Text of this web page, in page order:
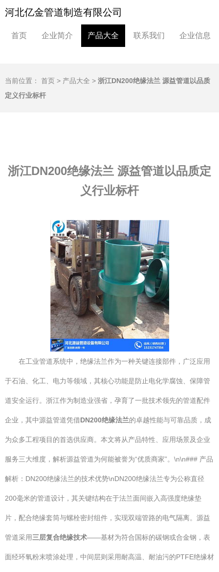
河北亿金管道制造有限公司
首页 企业简介 产品大全 联系我们 企业信息
当前位置： 首页 > 产品大全 > 浙江DN200绝缘法兰 源益管道以品质
定义行业标杆
浙江DN200绝缘法兰 源益管道以品质定
义行业标杆
在工业管道系统中，绝缘法兰作为一种关键连接部件，广泛应用
于石油、化工、电力等领域，其核心功能是防止电化学腐蚀、保障管
道安全运行。浙江作为制造业强省，孕育了一批技术领先的管道配件
企业，其中源益管道凭借DN200绝缘法兰的卓越性能与可靠品质，成
为众多工程项目的首选供应商。本文将从产品特性、应用场景及企业
服务三大维度，解析源益管道为何能被誉为“优质商家”。\n\n### 产品
解析：DN200绝缘法兰的技术优势\nDN200绝缘法兰专为公称直径
200毫米的管道设计，其关键结构在于法兰面间嵌入高强度绝缘垫
片，配合绝缘套筒与螺栓密封组件，实现双端管路的电气隔离。源益
管道采用三层复合绝缘技术——基材为符合国标的碳钢或合金钢，表
面经环氧粉末喷涂处理，中间层则采用耐高温、耐油污的PTFE绝缘材